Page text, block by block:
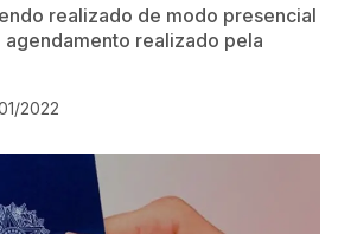
realizado de modo presencial
realizado pela
2022